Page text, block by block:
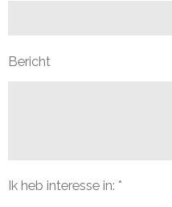
Bericht
Ik heb interesse in: *